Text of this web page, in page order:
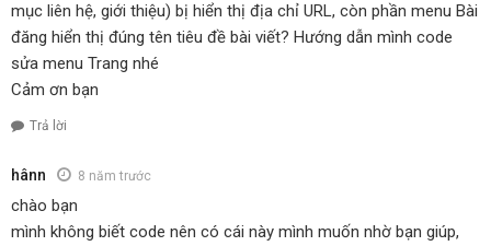
mục liên hệ, giới thiệu) bị hiển thị địa chỉ URL, còn phần menu Bài
đăng hiển thị đúng tên tiêu đề bài viết? Hướng dẫn mình code
sửa menu Trang nhé
Cảm ơn bạn
Trả lời
hânn 8 năm trước
chào bạn
mình không biết code nên có cái này mình muốn nhờ bạn giúp,